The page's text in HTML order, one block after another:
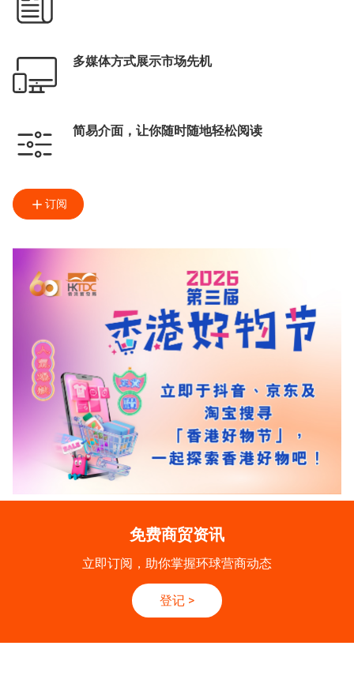
多媒体方式展示市场先机
简易介面，让你随时随地轻松阅读
订阅
免费商贸资讯
立即订阅，助你掌握环球营商动态
登记 >